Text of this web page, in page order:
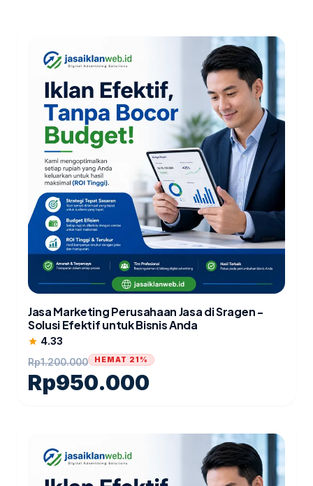
Jasa Marketing Perusahaan Jasa di Sragen -
Solusi Efektif untuk Bisnis Anda
star 4.33
Rp1.200.000
Rp950.000
HEMAT 21%